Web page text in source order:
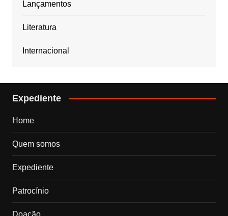
Lançamentos
Literatura
Internacional
Expediente
Home
Quem somos
Expediente
Patrocínio
Doação